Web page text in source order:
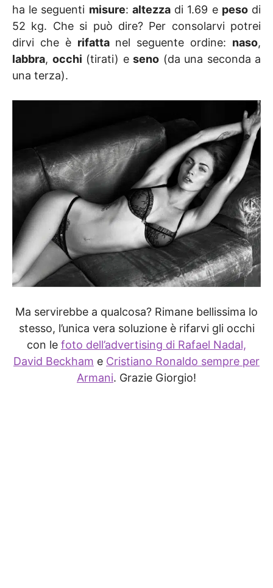
ha le seguenti misure: altezzadi 1.69 e pesodi
52 kg. Che si può dire? Per consolarvi potrei
dirvi che è rifattanel seguente ordine: naso,
labbra, occhi (tirati) e seno (da una seconda a
una terza).
Ma servirebbe a qualcosa? Rimane bellissima lo
stesso, l’unica vera soluzione è rifarvi gli occhi
con le foto dell’advertising di Rafael Nadal,
David Beckham e Cristiano Ronaldo sempre per
Armani. Grazie Giorgio!